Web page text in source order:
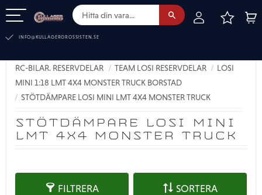
INFO@KULLAGERGROSSISTEN.SE
STÖTDÄMPARE LOSI MINI
LMT 4X4 MONSTER TRUCK
RC-BILAR. RESERVDELAR TEAM LOSI RESERVDELAR
LOSI
MINI 1:18 LMT 4X4 MONSTER TRUCK BORSTAD
STÖTDÄMPARE LOSI MINI LMT 4X4 MONSTER TRUCK
FILTRERA SORTERA